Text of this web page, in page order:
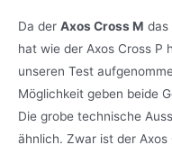
Da der Axos Cross M das
hat wie der Axos Cross P
unseren Test
Möglichkeit geben beide
Die grobe technische
ähnlich. Zwar ist der Axos